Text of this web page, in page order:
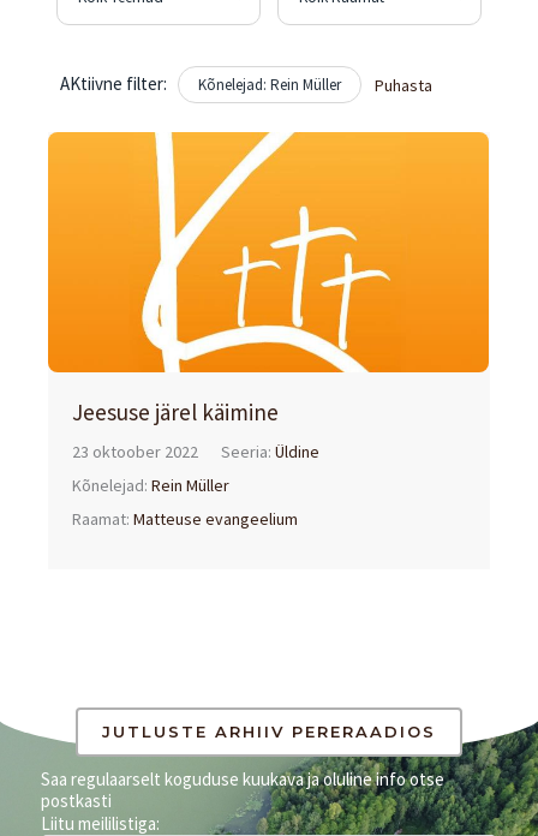
AKtiivne filter: Kõnelejad: Rein Müller Puhasta
Jeesuse järel käimine
23 oktoober 2022 Seeria:Üldine
Kõnelejad:Rein Müller
Raamat:Matteuse evangeelium
JUTLUSTE ARHIIV PERERAADIOS
Saa regulaarselt koguduse kuukava ja oluline info otse
postkasti
Liitu meililistiga: